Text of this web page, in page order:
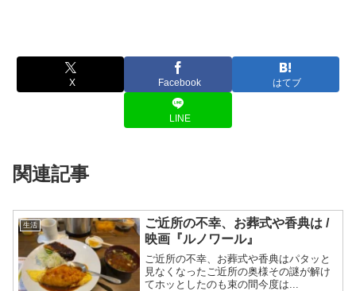
X Facebook はてブ
LINE
関連記事
生活
ご近所の不幸、お葬式や香典は /
映画『ルノワール』
ご近所の不幸、お葬式や香典はパタッと
見なくなったご近所の奥様その謎が解け
てホッとしたのも束の間今度は...